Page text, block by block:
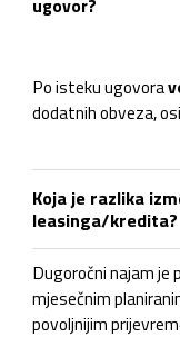
ugovor?
Po isteku ugovora
dodatnih obveza,
Koja je razlika
leasinga/kredita?
Dugoročni najam je
mjesečnim
povoljnijim